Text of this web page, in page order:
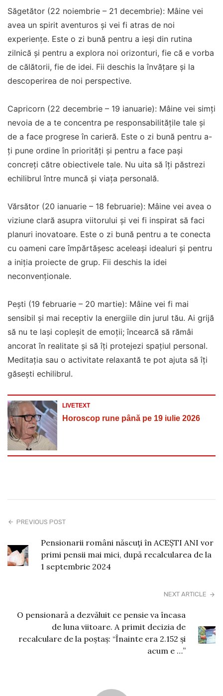
Săgetător (22 noiembrie – 21 decembrie): Mâine vei
avea un spirit aventuros și vei fi atras de noi
experiențe. Este o zi bună pentru a ieși din rutina
zilnică și pentru a explora noi orizonturi, fie că e vorba
de călătorii, fie de idei. Fii deschis la învățare și la
descoperirea de noi perspective.
Capricorn (22 decembrie – 19 ianuarie): Mâine vei simți
nevoia de a te concentra pe responsabilitățile tale și
de a face progrese în carieră. Este o zi bună pentru a-
ți pune ordine în priorități și pentru a face pași
concreți către obiectivele tale. Nu uita să îți păstrezi
echilibrul între muncă și viața personală.
Vărsător (20 ianuarie – 18 februarie): Mâine vei avea o
viziune clară asupra viitorului și vei fi inspirat să faci
planuri inovatoare. Este o zi bună pentru a te conecta
cu oameni care împărtășesc aceleași idealuri și pentru
a iniția proiecte de grup. Fii deschis la idei
neconvenționale.
Pești (19 februarie – 20 martie): Mâine vei fi mai
sensibil și mai receptiv la energiile din jurul tău. Ai grijă
să nu te lași copleșit de emoții; încearcă să rămâi
ancorat în realitate și să îți protejezi spațiul personal.
Meditația sau o activitate relaxantă te pot ajuta să îți
găsești echilibrul.
LIVETEXT
Horoscop rune până pe 19 iulie 2026
PREVIOUS POST
Pensionarii români născuți în ACEȘTI ANI vor
primi pensii mai mici, după recalcularea de la
1 septembrie 2024
NEXT ARTICLE
O pensionară a dezvăluit ce pensie va încasa
de luna viitoare. A primit decizia de
recalculare de la poștaș: “Înainte era 2.152 şi
acum e …”